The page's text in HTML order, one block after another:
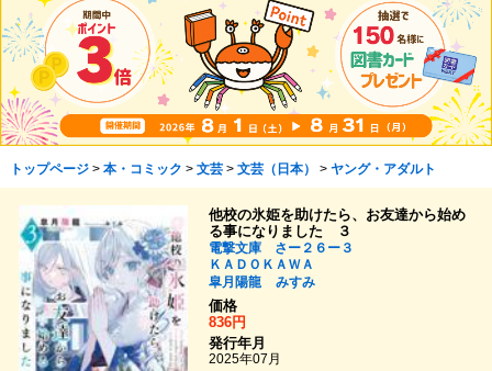
トップページ> 本・コミック > 文芸> 文芸（日本） > ヤング・アダルト
他校の氷姫を助けたら、お友達から始め
る事になりました ３
電撃文庫 さー２６ー３
ＫＡＤＯＫＡＷＡ
皐月陽龍
みすみ
価格
836円
発行年月
2025年07月